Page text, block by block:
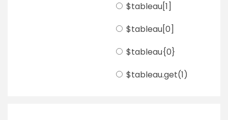
$tableau[1]
$tableau[0]
$tableau{0}
$tableau.get(1)